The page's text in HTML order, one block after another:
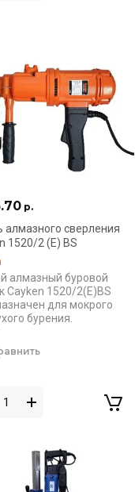
р.
алмазного сверления
1520/2 (E) BS
алмазный буровой
Cayken 1520/2(E)BS
для мокрого
бурения.